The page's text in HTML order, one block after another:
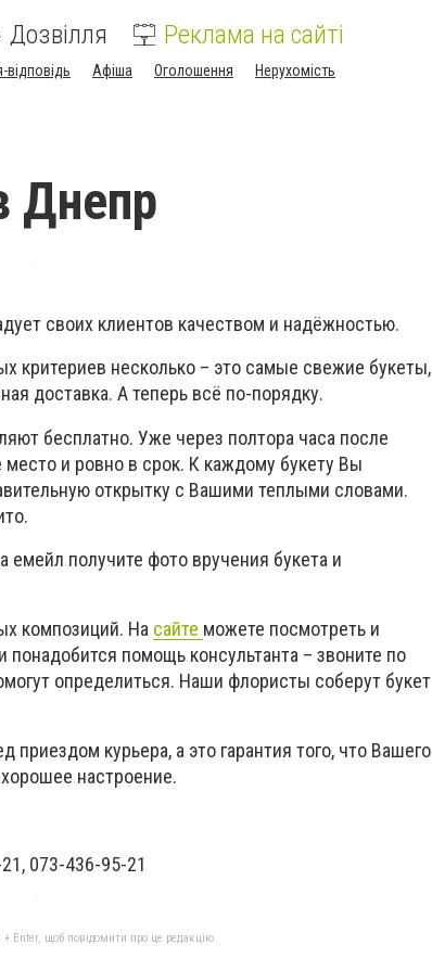
Дозвілля Реклама на сайті
відповідь Афіша Оголошення Нерухомість
Днепр
своих клиентов качеством и надёжностью.
критериев несколько – это самые свежие букеты,
доставка. А теперь всё по-порядку.
бесплатно. Уже через полтора часа после
и ровно в срок. К каждому букету Вы
открытку с Вашими теплыми словами.
получите фото вручения букета и
композиций. На сайте можете посмотреть и
помощь консультанта – звоните по
определиться. Наши флористы соберут букет
курьера, а это гарантия того, что Вашего
настроение.
073-436-95-21
Enter, щоб повідомити про це редакцію